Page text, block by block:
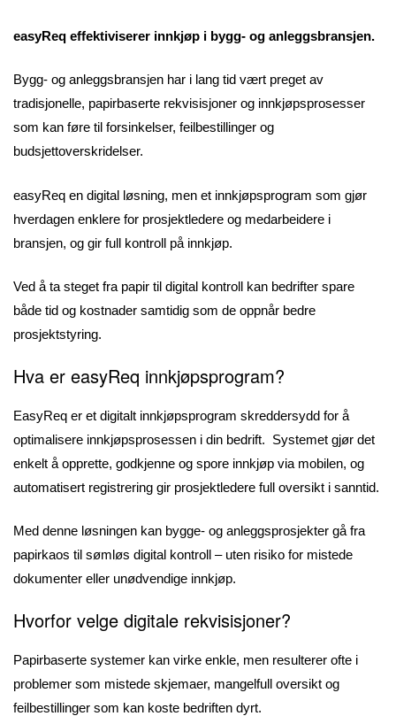
easyReq effektiviserer innkjøp i bygg- og anleggsbransjen.
Bygg- og anleggsbransjen har i lang tid vært preget av
tradisjonelle, papirbaserte rekvisisjoner og innkjøpsprosesser
som kan føre til forsinkelser, feilbestillinger og
budsjettoverskridelser.
easyReq en digital løsning, men et innkjøpsprogram som gjør
hverdagen enklere for prosjektledere og medarbeidere i
bransjen, og gir full kontroll på innkjøp.
Ved å ta steget fra papir til digital kontroll kan bedrifter spare
både tid og kostnader samtidig som de oppnår bedre
prosjektstyring.
Hva er easyReq innkjøpsprogram?
EasyReq er et digitalt innkjøpsprogram skreddersydd for å
optimalisere innkjøpsprosessen i din bedrift. Systemet gjør det
enkelt å opprette, godkjenne og spore innkjøp via mobilen, og
automatisert registrering gir prosjektledere full oversikt i sanntid.
Med denne løsningen kan bygge- og anleggsprosjekter gå fra
papirkaos til sømløs digital kontroll – uten risiko for mistede
dokumenter eller unødvendige innkjøp.
Hvorfor velge digitale rekvisisjoner?
Papirbaserte systemer kan virke enkle, men resulterer ofte i
problemer som mistede skjemaer, mangelfull oversikt og
feilbestillinger som kan koste bedriften dyrt.